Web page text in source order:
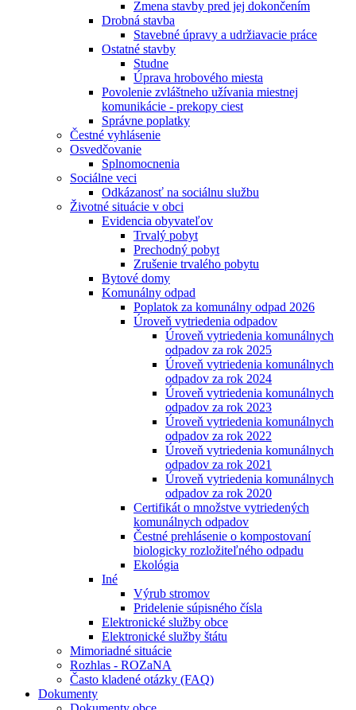
Zmena stavby pred jej dokončením
Drobná stavba
Stavebné úpravy a udržiavacie práce
Ostatné stavby
Studne
Úprava hrobového miesta
Povolenie zvláštneho užívania miestnej
komunikácie - prekopy ciest
Správne poplatky
Čestné vyhlásenie
Osvedčovanie
Splnomocnenia
Sociálne veci
Odkázanosť na sociálnu službu
Životné situácie v obci
Evidencia obyvateľov
Trvalý pobyt
Prechodný pobyt
Zrušenie trvalého pobytu
Bytové domy
Komunálny odpad
Poplatok za komunálny odpad 2026
Úroveň vytriedenia odpadov
Úroveň vytriedenia komunálnych
odpadov za rok 2025
Úroveň vytriedenia komunálnych
odpadov za rok 2024
Úroveň vytriedenia komunálnych
odpadov za rok 2023
Úroveň vytriedenia komunálnych
odpadov za rok 2022
Úroveň vytriedenia komunálnych
odpadov za rok 2021
Úroveň vytriedenia komunálnych
odpadov za rok 2020
Certifikát o množstve vytriedených
komunálnych odpadov
Čestné prehlásenie o kompostovaní
biologicky rozložiteľného odpadu
Ekológia
Iné
Výrub stromov
Pridelenie súpisného čísla
Elektronické služby obce
Elektronické služby štátu
Mimoriadné situácie
Rozhlas - ROZaNA
Často kladené otázky (FAQ)
Dokumenty